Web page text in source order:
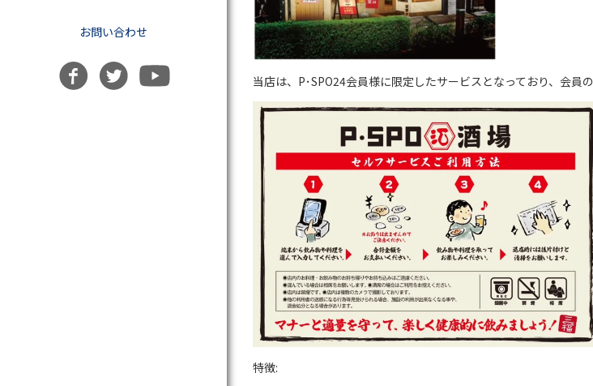
お問い合わせ
当店は、P･SPO24会員様に限定したサービスとなっており、会員
特徴: